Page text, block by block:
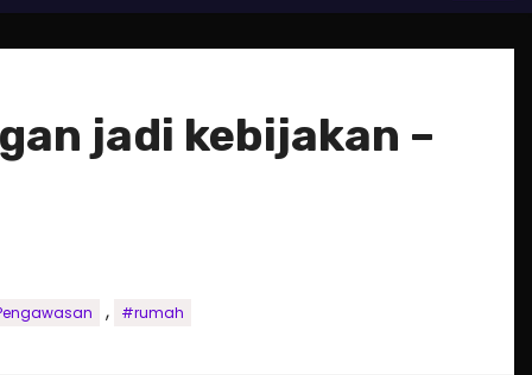
jadi kebijakan –
, #rumah